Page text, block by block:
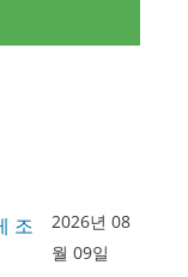
조
2026년 08
월 09일